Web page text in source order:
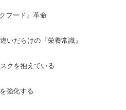
フード』革命
いだらけの『栄養常識』
クを抱えている
強化する